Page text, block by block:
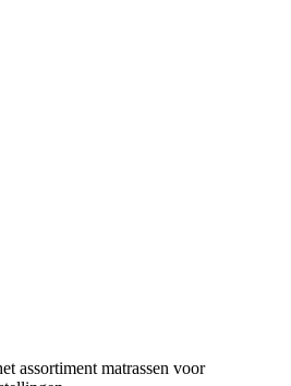
assortiment matrassen voor